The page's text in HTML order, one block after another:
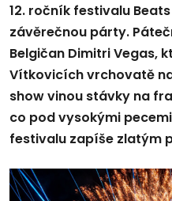
12. ročník festivalu
závěrečnou párty.
Belgičan Dimitri Vegas,
Vítkovicích vrchovatě
show vinou stávky na
co pod vysokými
festivalu zapíše zlatým